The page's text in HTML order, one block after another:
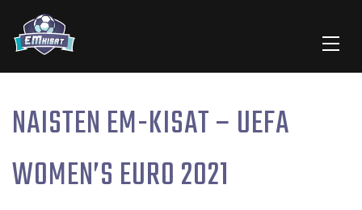
NAISTEN EM-KISAT – UEFA
WOMEN’S EURO 2021